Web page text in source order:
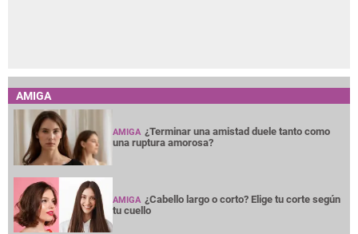
AMIGA
AMIGA ¿Terminar una amistad duele tanto como
una ruptura amorosa?
AMIGA ¿Cabello largo o corto? Elige tu corte según
tu cuello